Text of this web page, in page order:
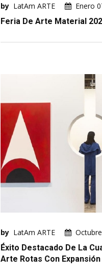
by LatAm ARTE
Enero
Feria De Arte Material
by LatAm ARTE
Éxito Destacado De La
Arte Rotas Con Expansión